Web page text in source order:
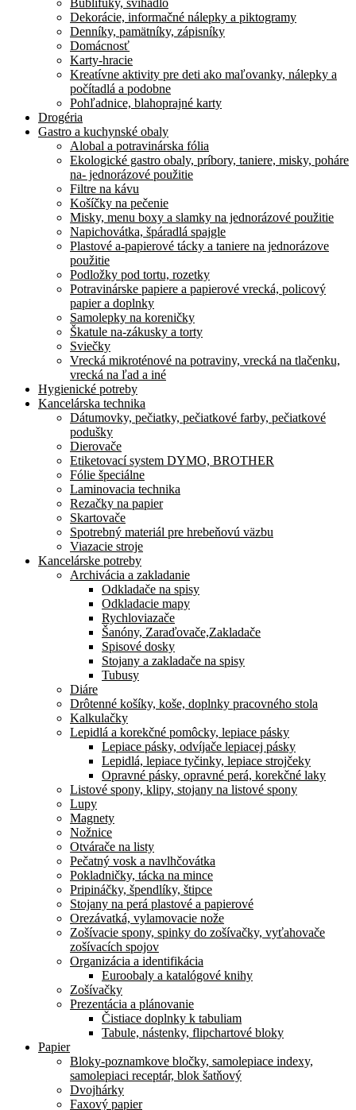
Bublifuky, švihadlo
Dekorácie, informačné nálepky a piktogramy
Denníky, pamätníky, zápisníky
Domácnosť
Karty-hracie
Kreatívne aktivity pre deti ako maľovanky, nálepky a
počítadlá a podobne
Pohľadnice, blahoprajné karty
Drogéria
Gastro a kuchynské obaly
Alobal a potravinárska fólia
Ekologické gastro obaly, príbory, taniere, misky, poháre
na- jednorázové použitie
Filtre na kávu
Košíčky na pečenie
Misky, menu boxy a slamky na jednorázové použitie
Napichovátka, špáradlá spajgle
Plastové a-papierové tácky a taniere na jednorázove
použitie
Podložky pod tortu, rozetky
Potravinárske papiere a papierové vrecká, policový
papier a doplnky
Samolepky na koreničky
Škatule na-zákusky a torty
Sviečky
Vrecká mikroténové na potraviny, vrecká na tlačenku,
vrecká na ľad a iné
Hygienické potreby
Kancelárska technika
Dátumovky, pečiatky, pečiatkové farby, pečiatkové
podušky
Dierovače
Etiketovací system DYMO, BROTHER
Fólie špeciálne
Laminovacia technika
Rezačky na papier
Skartovače
Spotrebný materiál pre hrebeňovú väzbu
Viazacie stroje
Kancelárske potreby
Archivácia a zakladanie
Odkladače na spisy
Odkladacie mapy
Rychloviazače
Šanóny, Zaraďovače,Zakladače
Spisové dosky
Stojany a zakladače na spisy
Tubusy
Diáre
Drôtenné košíky, koše, doplnky pracovného stola
Kalkulačky
Lepidlá a korekčné pomôcky, lepiace pásky
Lepiace pásky, odvíjače lepiacej pásky
Lepidlá, lepiace tyčinky, lepiace strojčeky
Opravné pásky, opravné perá, korekčné laky
Listové spony, klipy, stojany na listové spony
Lupy
Magnety
Nožnice
Otvárače na listy
Pečatný vosk a navlhčovátka
Pokladničky, tácka na mince
Pripináčky, špendlíky, štipce
Stojany na perá plastové a papierové
Orezávatká, vylamovacie nože
Zošívacie spony, spinky do zošívačky, vyťahovače
zošívacích spojov
Organizácia a identifikácia
Euroobaly a katalógové knihy
Zošívačky
Prezentácia a plánovanie
Čistiace doplnky k tabuliam
Tabule, nástenky, flipchartové bloky
Papier
Bloky-poznamkove bločky, samolepiace indexy,
samolepiaci receptár, blok šatňový
Dvojhárky
Faxový papier